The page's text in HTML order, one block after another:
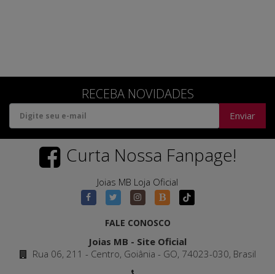
RECEBA NOVIDADES
Enviar
Curta Nossa Fanpage!
Joias MB Loja Oficial
FALE CONOSCO
Joias MB - Site Oficial
Rua 06, 211 - Centro, Goiânia - GO, 74023-030, Brasil